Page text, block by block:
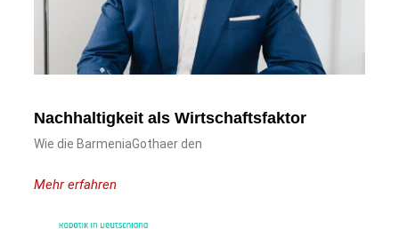
Nachhaltigkeit als Wirtschaftsfaktor
Wie die BarmeniaGothaer den
Mehr erfahren